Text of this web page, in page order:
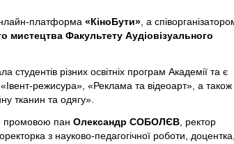
платформа «КіноБути» , а
мистецтва Факультету Аудіовізуального
різних освітніх програм Академії та є
режисура», «Реклама та відеоарт», а також
тканин та одягу».
промовою пан Олександр СОБОЛЄВ , ректор
з науково-педагогічної роботи,